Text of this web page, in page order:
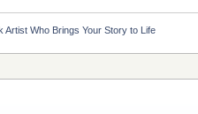
Artist Who Brings Your Story to Life